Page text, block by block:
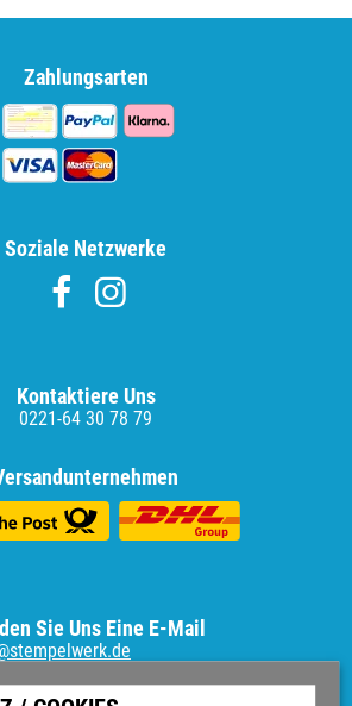
Sie Uns Eine E-Mail
Kontaktiere Uns
0221-64 30 78 79
Zahlungsarten
Soziale Netzwerke